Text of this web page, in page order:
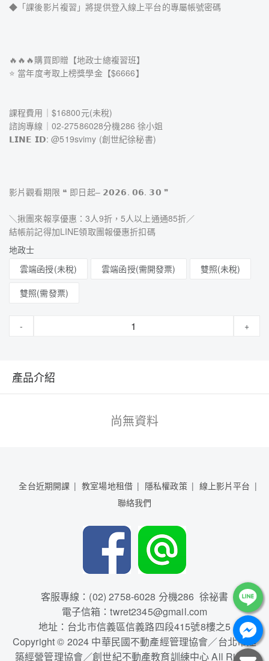
◆「課後影片複習」將提供登入線上平台的專屬帳號密碼
🔥🔥🔥購買即贈【地政士總複習班】
⭐ 當年度考取上榜獎學金【$6666】
課程費用｜$16800元(未稅)
諮詢專線｜02-27586028分機286 徐小姐
𝗟𝗜𝗡𝗘 𝗜𝗗: @519svimy (創世紀徐秘書)
影片觀看期限 ❝ 即日起– 𝟮𝟬𝟮𝟲. 𝟬𝟲. 𝟯𝟬 ❞
＼揪團來報享優惠：3人9折，5人以上通通85折／
結帳前記得加LINE領取團報優惠折扣碼
地政士
雲端函授(未稅)
雲端函授(需開發票)
雙照(未稅)
雙照(需發票)
- +
產品介紹
尚無資料
全台近期開課 教室場地租借 隱私權政策
線上影片平台
聯絡我們
客服專線：(02) 2758-6028 分機286 徐祕書
電子信箱：twret2345@gmail.com
地址：台北市信義區信義路四段415號8樓之5
Copyright © 2024 中華民國不動產經管理協會／台北市建
築經營管理協會／創世紀不動產教育訓練中心 All Rights